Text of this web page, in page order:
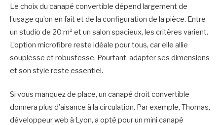
Le choix du canapé convertible dépend largement de
l’usage qu’on en fait et de la configuration de la pièce. Entre
un studio de 20 m² et un salon spacieux, les critères varient.
L’option microfibre reste idéale pour tous, car elle allie
souplesse et robustesse. Pourtant, adapter ses dimensions
et son style reste essentiel.
Si vous manquez de place, un canapé droit convertible
donnera plus d’aisance à la circulation. Par exemple, Thomas,
développeur web à Lyon, a opté pour un mini canapé